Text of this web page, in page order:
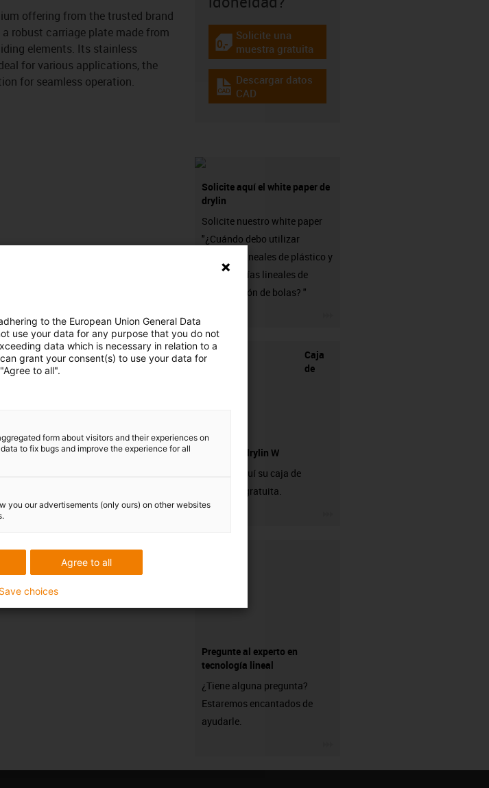
offering from the trusted brand
robust carriage plate made from
elements. Its stainless
for various applications, the
for seamless operation.
igus-icon-gratismuster
Solicite una
muestra gratuita
igus-icon-cad-dateien
Descargar datos
CAD
Solicite aquí el white paper de
drylin
Solicite nuestro white paper
"¿Cuándo debo utilizar
cojinetes lineales de plástico y
cuándo guías lineales de
recirculación de bolas? "
Caja
de
muestras drylin W
Solicite aquí su caja de
muestras gratuita.
Pregunte al experto en
tecnología lineal
¿Tiene alguna pregunta?
Estaremos encantados de
ayudarle.
to the European Union General Data
use your data for any purpose that you do not
data which is necessary in relation to a
grant your consent(s) to use your data for
to all".
form about visitors and their experiences on
to fix bugs and improve the experience for all
you our advertisements (only ours) on other websites
Agree to all
Save choices